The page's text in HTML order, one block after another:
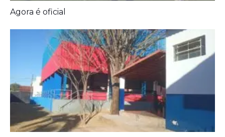
Diagnóstico tardio dá poucas chances de cura para
o câncer de pulmão